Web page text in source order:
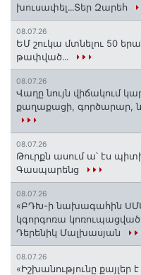
խուսափել․․․Տեր Զարեհ
08.07.26
ԵՄ շուկա մտնելու 50
թափված․․․
08.07.26
Վաղը նույն վիճակում
քաղաքացի, գործարար,
08.07.26
Թուրքն ասում ա՝ էս
Գասպարենց
08.07.26
«ԲԴԽ-ի նախագահին
կգորգոռա
Դերենիկ Մալխասյան
08.07.26
«Իշխանությունը քայլեր